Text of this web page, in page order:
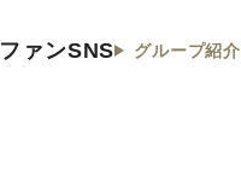
ファンSNS グループ紹介